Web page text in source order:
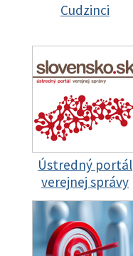
Cudzinci
Ústredný portál
verejnej správy